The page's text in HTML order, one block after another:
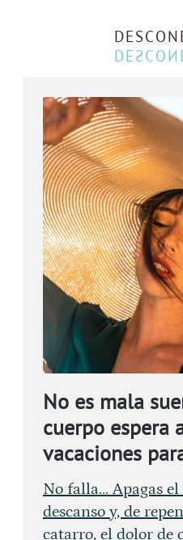
No es mala
cuerpo espera
vacaciones
No falla... Apagas
descanso y, de
catarro, el dolor de